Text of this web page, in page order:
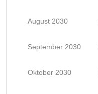
August 2030
September 2030
Oktober 2030